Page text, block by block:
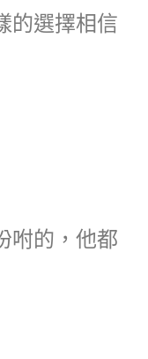
的選擇相信
咐的，他都